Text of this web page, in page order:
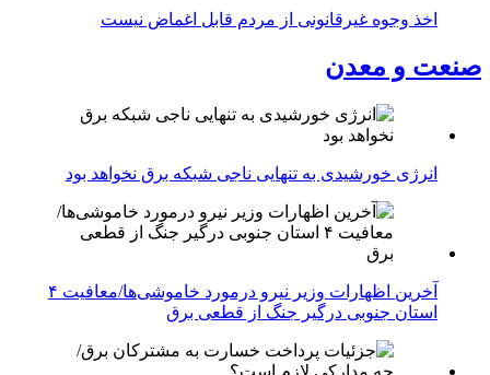
اخذ وجوه غیرقانونی از مردم قابل اغماض نیست
صنعت و معدن
انرژی خورشیدی به تنهایی ناجی شبکه برق نخواهد بود
آخرین اظهارات وزیر نیرو درمورد خاموشی‌ها/معافیت ۴
استان جنوبی درگیر جنگ از قطعی برق